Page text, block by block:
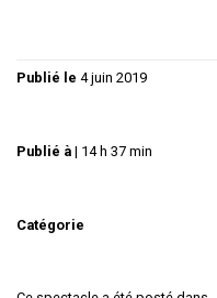
Publié le 4 juin 2019
Publié à | 14 h 37 min
Catégorie